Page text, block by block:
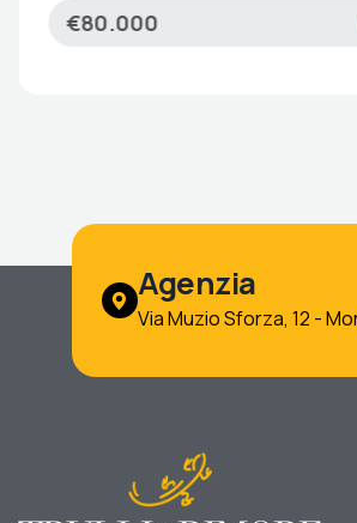
€80.000
Agenzia
Via Muzio Sforza, 12 -